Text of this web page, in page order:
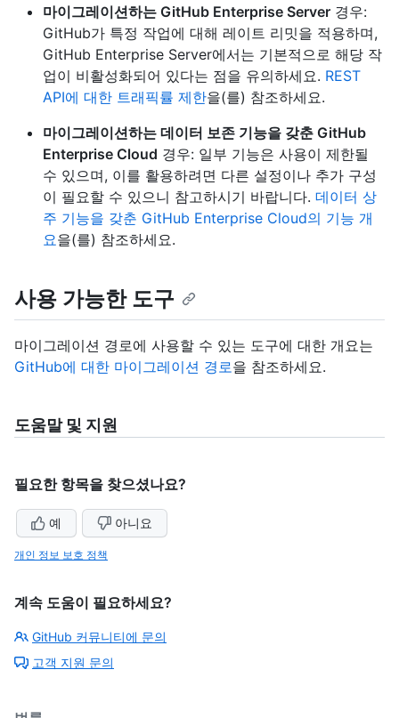
마이그레이션하는 GitHub Enterprise Server 경우:
GitHub가 특정 작업에 대해 레이트 리밋을 적용하며,
GitHub Enterprise Server에서는 기본적으로 해당 작
업이 비활성화되어 있다는 점을 유의하세요. REST
API에 대한 트래픽률 제한을(를) 참조하세요.
마이그레이션하는 데이터 보존 기능을 갖춘 GitHub
Enterprise Cloud 경우: 일부 기능은 사용이 제한될
수 있으며, 이를 활용하려면 다른 설정이나 추가 구성
이 필요할 수 있으니 참고하시기 바랍니다. 데이터 상
주 기능을 갖춘 GitHub Enterprise Cloud의 기능 개
요을(를) 참조하세요.
사용 가능한 도구
마이그레이션 경로에 사용할 수 있는 도구에 대한 개요는
GitHub에 대한 마이그레이션 경로을 참조하세요.
도움말 및 지원
필요한 항목을 찾으셨나요?
예 아니요
개인 정보 보호 정책
계속 도움이 필요하세요?
GitHub 커뮤니티에 문의
고객 지원 문의